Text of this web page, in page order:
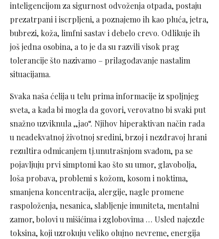
inteligencijom za sigurnost odvoženja otpada, postaju
prezatrpani i iscrpljeni, a poznajemo ih kao pluća, jetra,
bubrezi, koža, limfni sastav i debelo crevo. Odlikuje ih
još jedna osobina, a to je da su razvili visok prag
tolerancije što nazivamo – prilagođavanje nastalim
situacijama.
Svaka naša ćelija u telu prima informacije iz spoljnjeg
sveta, a kada bi mogla da govori, verovatno bi svaki put
snažno uzviknula „jao“. Njihov hiperaktivan način rada
u neadekvatnoj životnoj sredini, brzoj i nezdravoj hrani
rezultira odmicanjem tj.unutrašnjom svađom, pa se
pojavljuju prvi simptomi kao što su umor, glavobolja,
loša probava, problemi s kožom, kosom i noktima,
smanjena koncentracija, alergije, nagle promene
raspoloženja, nesanica, slabljenje imuniteta, mentalni
zamor, bolovi u mišićima i zglobovima … Usled najezde
toksina, koji uzrokuju veliko olujno nevreme, energija